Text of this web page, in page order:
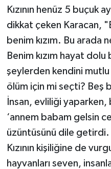
Kızının henüz 5 buçuk
dikkat çeken Karacan,
benim kızım. Bu arada
Benim kızım hayat
şeylerden kendini mutlu
ölüm için mi seçti? Beş
İnsan, evliliği
‘annem babam gelsin
üzüntüsünü dile getirdi.
Kızının kişiliğine de
hayvanları seven,